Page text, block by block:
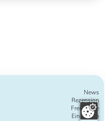
News
Rezension
Freie Texte
Einreichen